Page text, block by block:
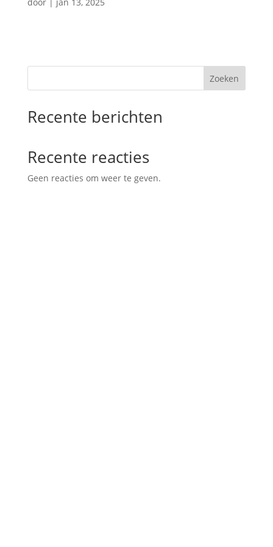
Zoeken
Recente berichten
Recente reacties
Geen reacties om weer te geven.